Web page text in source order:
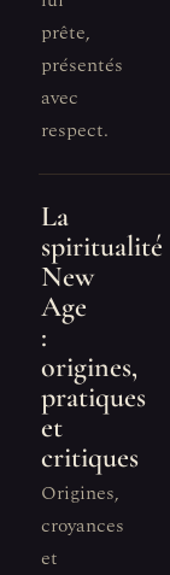
prête,
présentés
avec
respect.
La
spiritualité
New
Age
:
origines,
pratiques
et
critiques
Origines,
croyances
et